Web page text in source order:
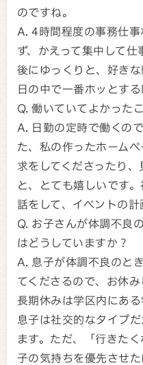
のですね。
A. 4時間程度の事務仕
ず、かえって集中して
後にゆっくりと、好き
日の中で一番ホッとする
Q. 働いていてよかった
A. 日勤の定時で働くの
た、私の作ったホーム
求をしてくださったり
と、とても嬉しいです
話をして、イベントの計
Q. お子さんが体調不良
はどうしていますか？
A. 息子が体調不良のと
てくださるので、お休み
長期休みは学区内にある
息子は社交的なタイプ
ます。ただ、「行きた
子の気持ちを優先させ